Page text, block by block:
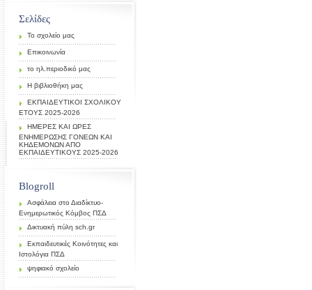
Σελίδες
Το σχολείο μας
Επικοινωνία
το ηλ.περιοδικό μας
Η βιβλιοθήκη μας
ΕΚΠΑΙΔΕΥΤΙΚΟΙ ΣΧΟΛΙΚΟΥ
ΕΤΟΥΣ 2025-2026
ΗΜΕΡΕΣ ΚΑΙ ΩΡΕΣ
ΕΝΗΜΕΡΩΣΗΣ ΓΟΝΕΩΝ ΚΑΙ
ΚΗΔΕΜΟΝΩΝ ΑΠΟ
ΕΚΠΑΙΔΕΥΤΙΚΟΥΣ 2025-2026
Blogroll
Ασφάλεια στο Διαδίκτυο-
Ενημερωτικός Κόμβος ΠΣΔ
Δικτυακή πύλη sch.gr
Εκπαιδευτικές Κοινότητες και
Ιστολόγια ΠΣΔ
ψηφιακό σχολείο